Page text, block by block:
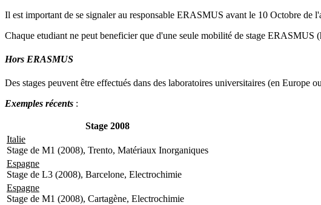
Il est important de se signaler au responsable ERASMUS avant le 10 Octobre de
Chaque etudiant ne peut beneficier que d'une seule mobilité de stage
Hors ERASMUS
Des stages peuvent être effectués dans des laboratoires universitaires (en
Exemples récents :
Stage 2008
Italie
Stage de M1 (2008), Trento, Matériaux Inorganiques
Espagne
Stage de L3 (2008), Barcelone, Electrochimie
Espagne
Stage de M1 (2008), Cartagène, Electrochimie